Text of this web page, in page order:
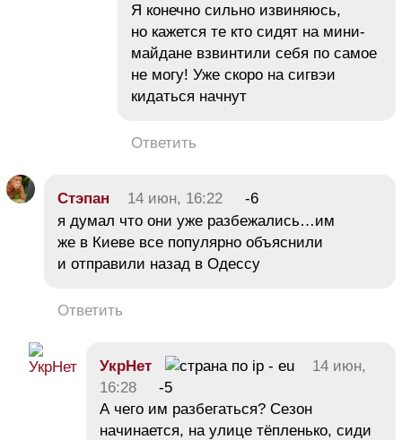
Я конечно сильно извиняюсь,
но кажется те кто сидят на мини-
майдане взвинтили себя по самое
не могу! Уже скоро на сигвэи
кидаться начнут
Ответить
Стэпан 14 июн, 16:22
-6
я думал что они уже разбежались…им
же в Киеве все популярно объяснили
и отправили назад в Одессу
Ответить
УкрНет
14 июн,
16:28
-5
А чего им разбегаться? Сезон
начинается, на улице тёпленько, сиди